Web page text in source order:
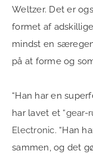
Weltzer. Det er
formet af
mindst en
på at forme og
“Han har en
har lavet et “gear-
Electronic. “Han
sammen, og det